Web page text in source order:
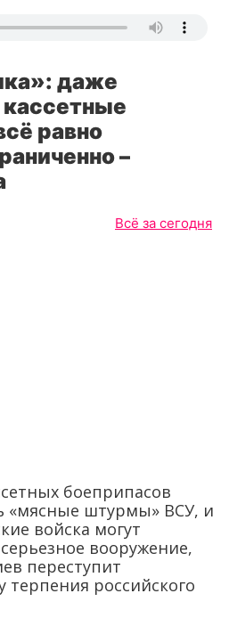
даже
кассетные
равно
–
Всё за сегодня
боеприпасов
«мясные штурмы» ВСУ, и
войска могут
вооружение,
переступит
терпения российского